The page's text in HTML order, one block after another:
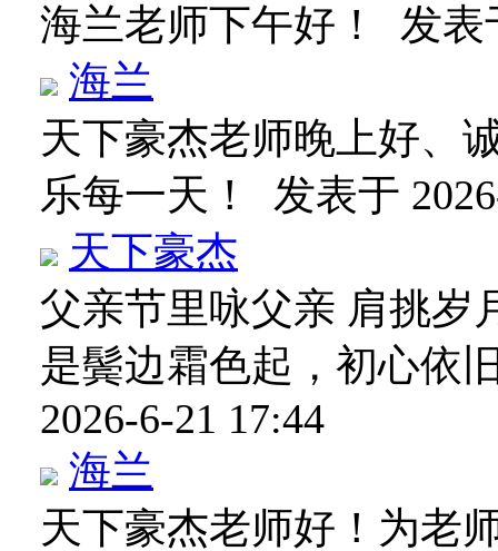
海兰老师下午好！ 发表
海兰
天下豪杰老师晚上好、
乐每一天！ 发表于
天下豪杰
父亲节里咏父亲 肩挑岁
是鬓边霜色起，初心依
2026-6-21 17:44
海兰
天下豪杰老师好！为老